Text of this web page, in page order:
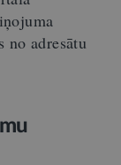
no adresātu